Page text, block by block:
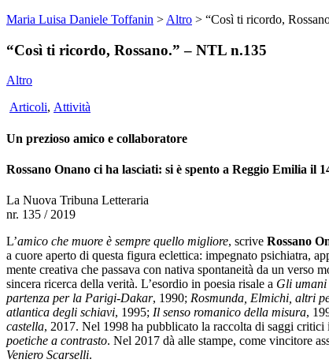
Maria Luisa Daniele Toffanin > Altro > “Così ti ricordo,
“Così ti ricordo, Rossano.” – NTL n.135
Altro
Articoli, Attività
Un prezioso amico e collaboratore
Rossano Onano ci ha lasciati: si è spento a Reggio Emilia il
La Nuova Tribuna Letteraria
nr. 135 / 2019
L’amico che muore è sempre quello migliore, scrive Rossano
a cuore aperto di questa figura eclettica: impegnato psichiatra,
mente creativa che passava con nativa spontaneità da un verso
sincera ricerca della verità. L’esordio in poesia risale a Gli umani
partenza per la Parigi-Dakar, 1990; Rosmunda, Elmichi, altri
atlantica degli schiavi, 1995; Il senso romanico della misura,
castella, 2017. Nel 1998 ha pubblicato la raccolta di saggi critici
poetiche a contrasto. Nel 2017 dà alle stampe, come vincitore
Veniero Scarselli.